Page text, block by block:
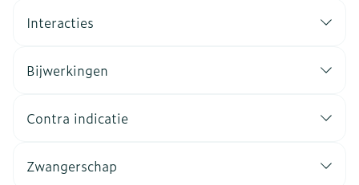
Interacties
Bijwerkingen
Contra indicatie
Zwangerschap